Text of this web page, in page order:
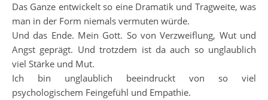
Das Ganze entwickelt so eine Dramatik und Tragweite, was
man in der Form niemals vermuten würde.
Und das Ende. Mein Gott. So von Verzweiflung, Wut und
Angst geprägt. Und trotzdem ist da auch so unglaublich
viel Stärke und Mut.
Ich bin unglaublich beeindruckt von so viel
psychologischem Feingefühl und Empathie.